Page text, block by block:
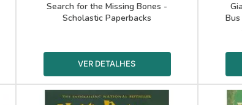
Search for the Missing Bones -
Scholastic Paperbacks